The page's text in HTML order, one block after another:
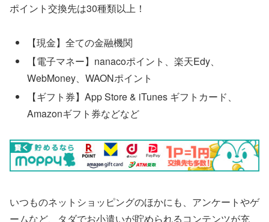
ポイント交換先は30種類以上！
【現金】全ての金融機関
【電子マネー】nanacoポイント、楽天Edy、
WebMoney、WAONポイント
【ギフト券】App Store & iTunes ギフトカード、
Amazonギフト券などなど
いつものネットショッピングのほかにも、アンケートやゲ
ームなど、タダでお小遣いが貯められるコンテンツが充